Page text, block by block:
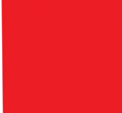
Flipové
Redmi
PRO
mandala